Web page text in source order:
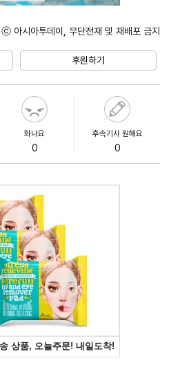
ⓒ 아시아투데이, 무단전재 및 재배포 금지
후원하기
화나요
0
후속기사 원해요
0